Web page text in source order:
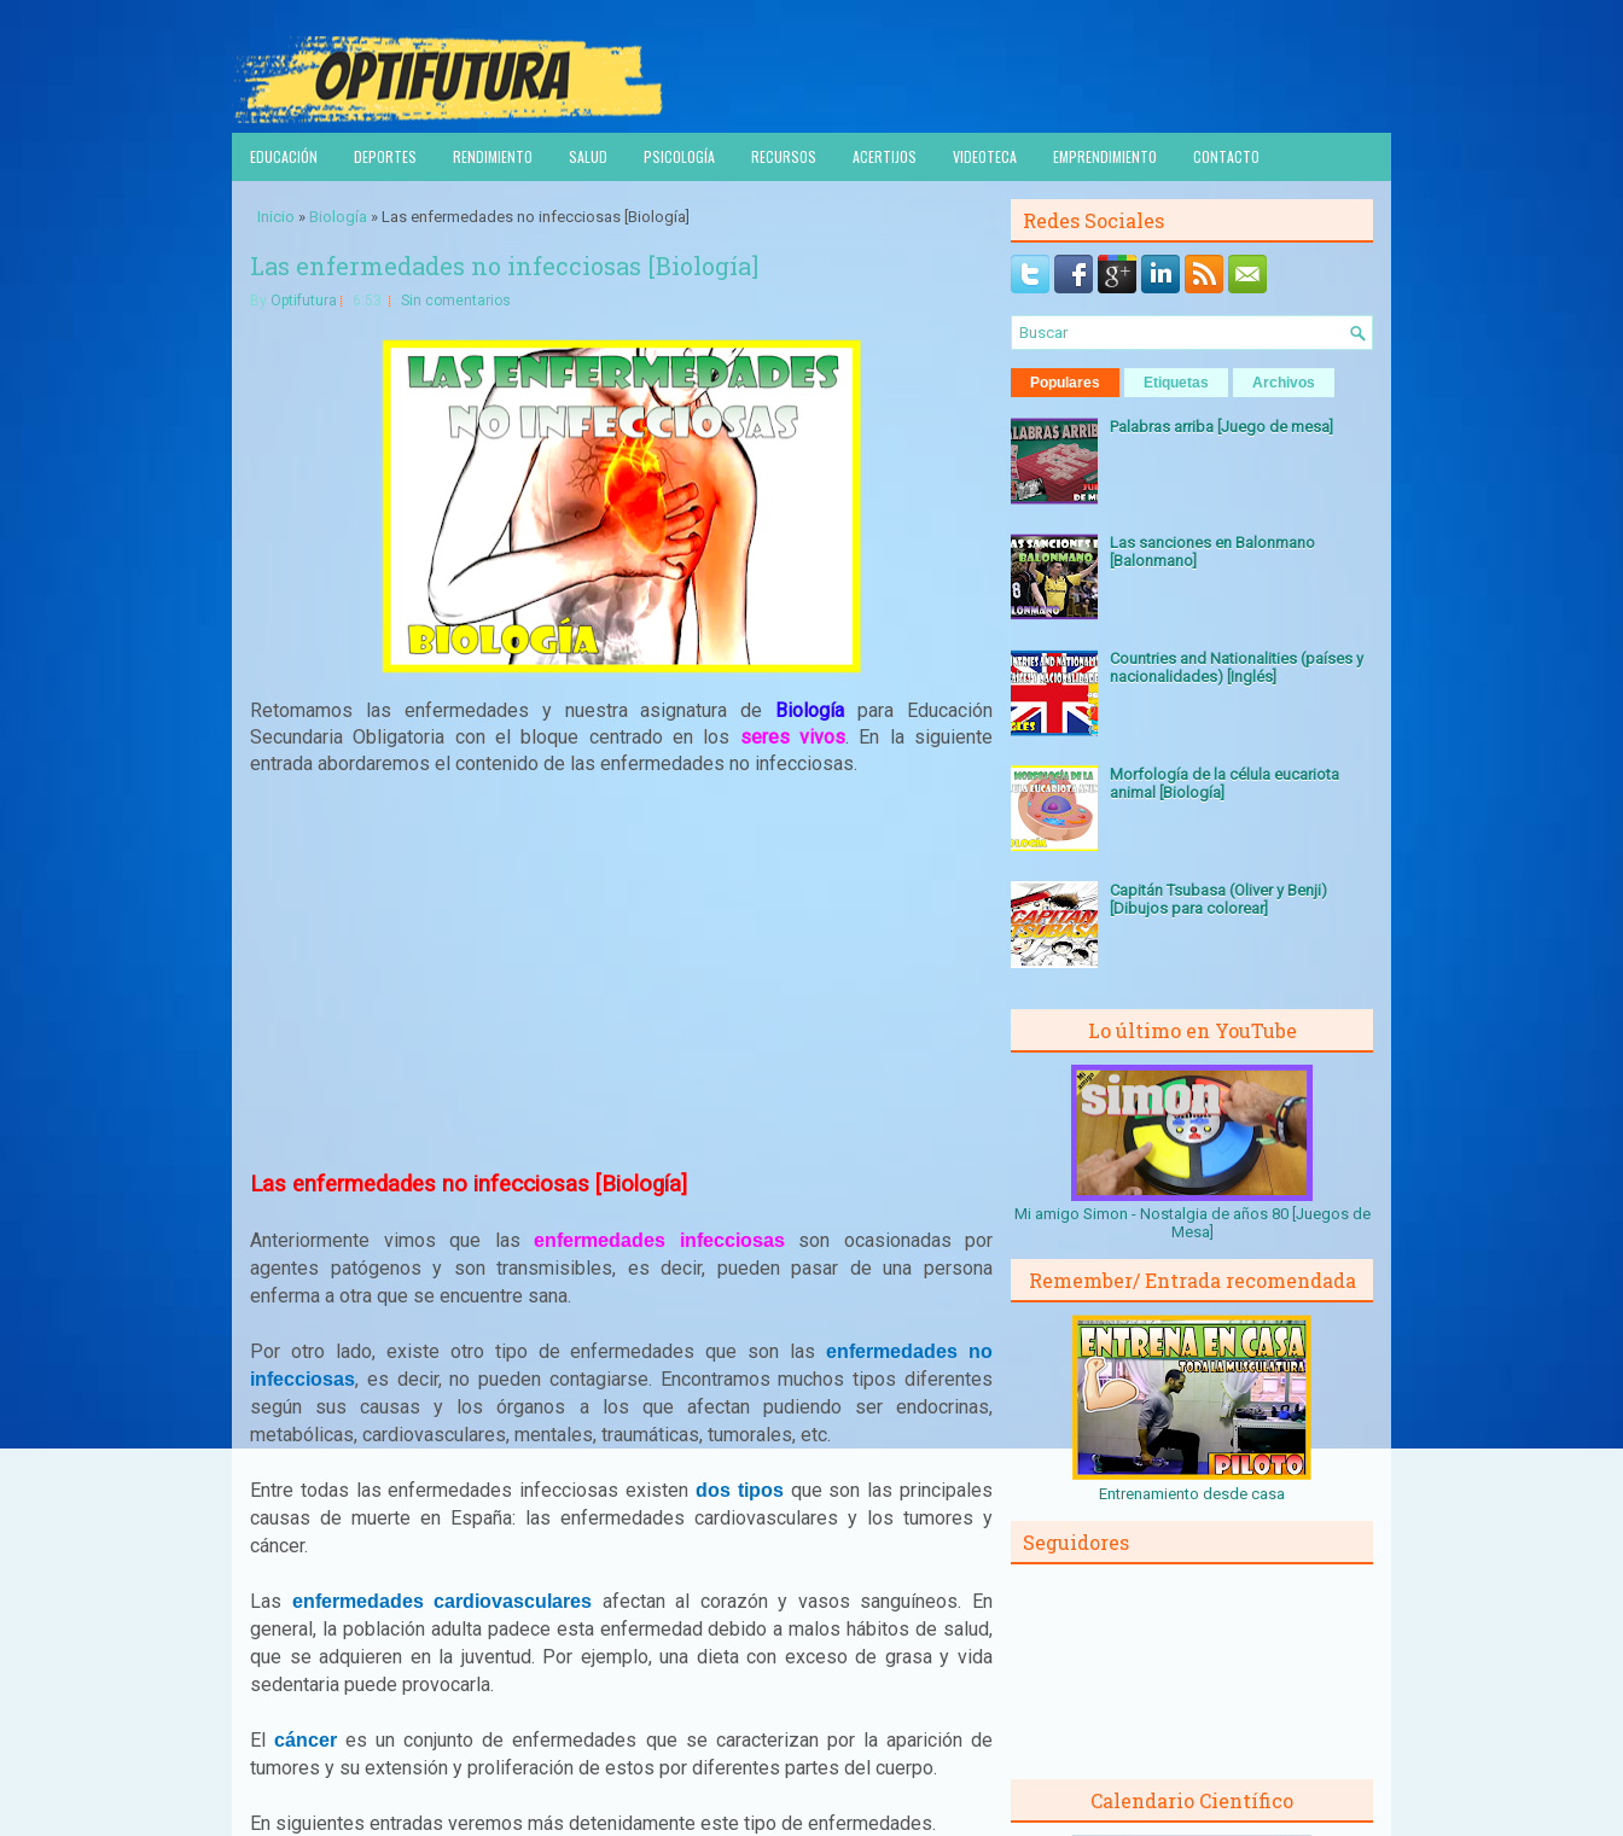
EDUCACIÓN DEPORTES RENDIMIENTO SALUD PSICOLOGÍA RECURSOS ACERTIJOS VIDEOTECA EMPRENDIMIENTO CONTACTO
Inicio » Biología » Las enfermedades no infecciosas [Biología]
Las enfermedades no infecciosas [Biología]
By Optifutura 6:53 Sin comentarios
Retomamos las enfermedades y nuestra asignatura de Biología para Educación
Secundaria Obligatoria con el bloque centrado en los seres vivos. En la siguiente
entrada abordaremos el contenido de las enfermedades no infecciosas.
Las enfermedades no infecciosas [Biología]
Anteriormente vimos que las enfermedades infecciosasson ocasionadas por
agentes patógenos y son transmisibles, es decir, pueden pasar de una persona
enferma a otra que se encuentre sana.
Por otro lado, existe otro tipo de enfermedades que son lasenfermedades no
infecciosas, es decir, no pueden contagiarse. Encontramos muchos tipos diferentes
según sus causas y los órganos a los que afectan pudiendo ser endocrinas,
metabólicas, cardiovasculares, mentales, traumáticas, tumorales, etc.
Entre todas las enfermedades infecciosas existen dos tiposque son las principales
causas de muerte en España: las enfermedades cardiovasculares y los tumores y
cáncer.
Las enfermedades cardiovasculares afectan al corazón y vasos sanguíneos. En
general, la población adulta padece esta enfermedad debido a malos hábitos de salud,
que se adquieren en la juventud. Por ejemplo, una dieta con exceso de grasa y vida
sedentaria puede provocarla.
Elcáncer es un conjunto de enfermedades que se caracterizan por la aparición de
tumores y su extensión y proliferación de estos por diferentes partes del cuerpo.
En siguientes entradas veremos más detenidamente este tipo de enfermedades.
Redes Sociales
Populares Etiquetas Archivos
Palabras arriba [Juego de mesa]
Las sanciones en Balonmano
[Balonmano]
Countries and Nationalities (países y
nacionalidades) [Inglés]
Morfología de la célula eucariota
animal [Biología]
Capitán Tsubasa (Oliver y Benji)
[Dibujos para colorear]
Lo último en YouTube
Mi amigo Simon - Nostalgia de años 80 [Juegos de
Mesa]
Remember/ Entrada recomendada
Entrenamiento desde casa
Seguidores
Calendario Científico